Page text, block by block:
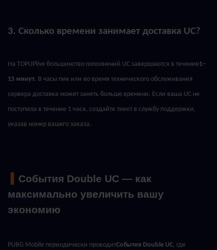
3. Сколько времени занимает доставка UC?
На TOPUPlive большинство пополнений UC завершаются в течение1–
15 минут. В часы пик или во время технического обслуживания
сервера доставка может занять больше времени. Если ваша UC не
поступила в течение 1 часа, создайте тикет в службу поддержки,
указав номер вашего заказа.
События Double UC — как
максимально увеличить вашу
экономию
PUBG Mobile периодически проводитСобытия Double UC, где